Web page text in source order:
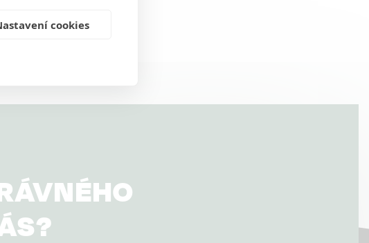
cookies